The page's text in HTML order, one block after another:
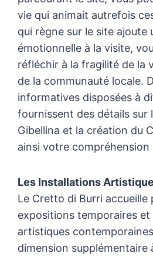
vie qui animait autrefois
qui règne sur le site ajoute
émotionnelle à la visite,
réfléchir à la fragilité de la
de la communauté locale.
informatives disposées à
fournissent des détails sur
Gibellina et la création du
ainsi votre compréhension
Les Installations
Le Cretto di Burri accueille
expositions temporaires
artistiques
dimension supplémentaire